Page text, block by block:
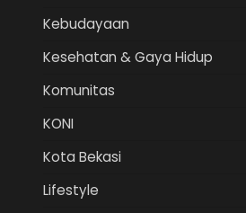
Kebudayaan
Kesehatan & Gaya Hidup
Komunitas
KONI
Kota Bekasi
Lifestyle